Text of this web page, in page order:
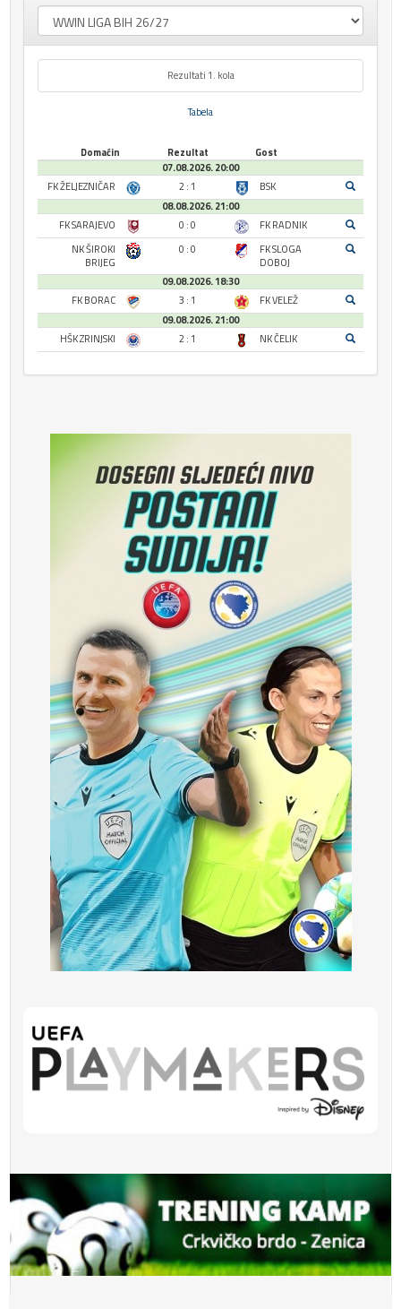
Rezultati 1. kola
Tabela
Domaćin Rezultat
Gost
07.08.2026. 20:00
FK ŽELJEZNIČAR
2 : 1
BSK
08.08.2026. 21:00
FK SARAJEVO
0 : 0
FK RADNIK
NK ŠIROKI
BRIJEG
0 : 0
FK SLOGA
DOBOJ
09.08.2026. 18:30
FK BORAC
3 : 1
FK VELEŽ
09.08.2026. 21:00
HŠK ZRINJSKI
2 : 1 NK ČELIK